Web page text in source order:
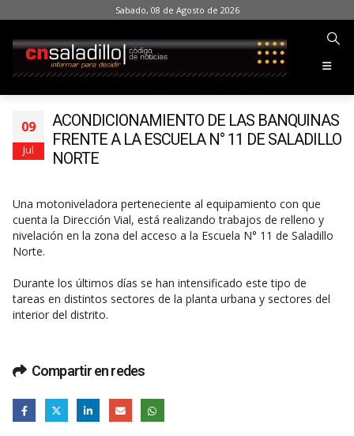
Sabado, 08 de Agosto de 2026
09
Jul
ACONDICIONAMIENTO DE LAS BANQUINAS
FRENTE A LA ESCUELA N° 11 DE SALADILLO
NORTE
Una motoniveladora perteneciente al equipamiento con que
cuenta la Dirección Vial, está realizando trabajos de relleno y
nivelación en la zona del acceso a la Escuela N° 11 de Saladillo
Norte.
Durante los últimos días se han intensificado este tipo de
tareas en distintos sectores de la planta urbana y sectores del
interior del distrito.
Compartir en redes